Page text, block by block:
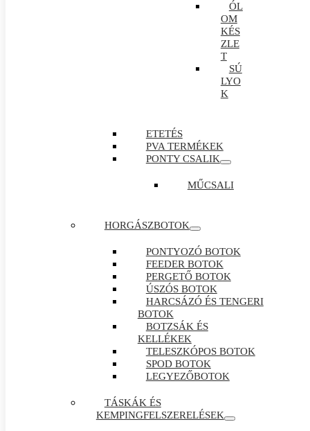
ÓL
OM
KÉS
ZLE
T
SÚ
LYO
K
ETETÉS
PVA TERMÉKEK
PONTY CSALIK
MŰCSALI
HORGÁSZBOTOK
PONTYOZÓ BOTOK
FEEDER BOTOK
PERGETŐ BOTOK
ÚSZÓS BOTOK
HARCSÁZÓ ÉS TENGERI
BOTOK
BOTZSÁK ÉS
KELLÉKEK
TELESZKÓPOS BOTOK
SPOD BOTOK
LEGYEZŐBOTOK
TÁSKÁK ÉS
KEMPINGFELSZERELÉSEK